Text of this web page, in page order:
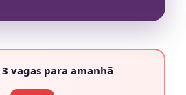
3 vagaspara amanhã